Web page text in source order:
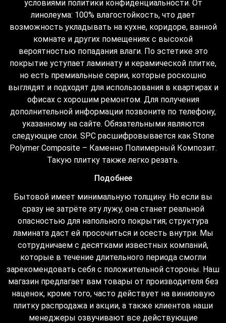
условиями политики конфиденциальности. От
линолеума: 100% влагостойкость, что дает
возможность укладывать на кухне, коридоре, ванной
комнате и других помещениях с высокой
вероятностью попадания влаги. По эстетике это
покрытие уступает ламинату и керамической плитке,
но есть премиальные серии, которые роскошно
выглядят и подходят для использования в квартирах и
офисах с хорошим ремонтом. Для получения
дополнительной информации позвоните по телефону,
указанному на сайте. Обязательными являются
следующие слои. SPC расшифровывается как Stone
Polymer Composite – Каменно Полимерный Композит.
Такую плитку также легко резать.
Подобнее
Бытовой имеет минимальную толщину. Но если вы
сразу не затрёте эту лужу, она станет реальной
опасностью для напольного покрытия; структура
ламината даст ей просочиться и осесть внутри. Мы
сотрудничаем с десятками известных компаний,
которые в течение длительного периода смогли
зарекомендовать себя с положительной стороны. Наш
магазин предлагает вам товары от производителя без
наценок, кроме того, часто действует на виниловую
плитку распродажа и акции, а также клиентов наши
менеджеры озвучивают все действующие